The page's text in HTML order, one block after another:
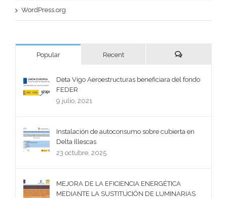
WordPress.org
Popular Recent
Deta Vigo Aeroestructuras beneficiara del fondo
FEDER
9 julio, 2021
Instalación de autoconsumo sobre cubierta en
Delta Illescas
23 octubre, 2025
MEJORA DE LA EFICIENCIA ENERGÉTICA
MEDIANTE LA SUSTITUCIÓN DE LUMINARIAS